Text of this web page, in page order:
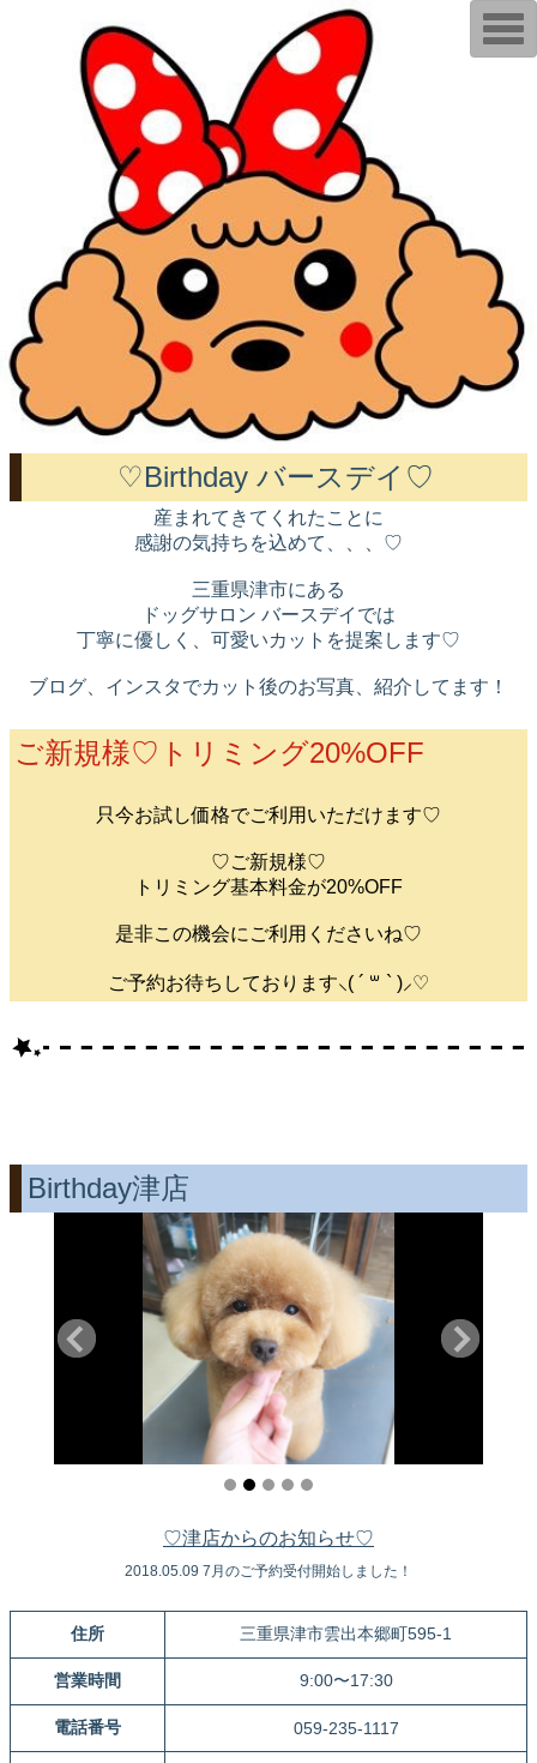
♡Birthday バースデイ♡
産まれてきてくれたことに
感謝の気持ちを込めて、、、♡
三重県津市にある
ドッグサロン バースデイでは
丁寧に優しく、可愛いカットを提案します♡
ブログ、インスタでカット後のお写真、紹介してます！
ご新規様♡トリミング20%OFF
只今お試し価格でご利用いただけます♡
♡ご新規様♡
トリミング基本料金が20%OFF
是非この機会にご利用くださいね♡
ご予約お待ちしております⸜( ´ ꒳ ` )⸝♡︎
Birthday津店
♡津店からのお知らせ♡
2018.05.09 7月のご予約受付開始しました！
住所 三重県津市雲出本郷町595-1
営業時間 9:00〜17:30
電話番号 059-235-1117
T
o
g
o
n